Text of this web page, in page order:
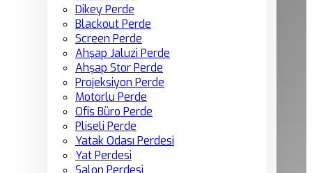
Dikey Perde
Blackout Perde
Screen Perde
Ahşap Jaluzi Perde
Ahşap Stor Perde
Projeksiyon Perde
Motorlu Perde
Ofis Büro Perde
Pliseli Perde
Yatak Odası Perdesi
Yat Perdesi
Salon Perdesi